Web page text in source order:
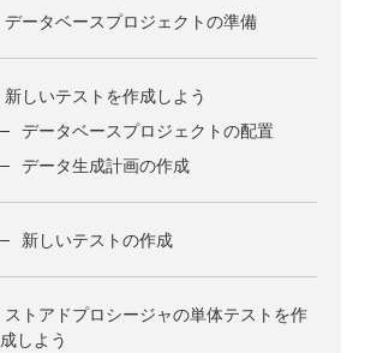
データベースプロジェクトの準備
新しいテストを作成しよう
データベースプロジェクトの配置
データ生成計画の作成
新しいテストの作成
ストアドプロシージャの単体テストを作
成しよう